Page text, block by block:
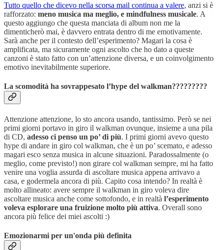
Tutto quello che dicevo nella scorsa mail continua a valere, anzi si è
rafforzato: meno musica ma meglio, e mindfulness musicale. A
questo aggiungo che questa manciata di album non me la
dimenticherò mai, è davvero entrata dentro di me emotivamente.
Sarà anche per il contesto dell’esperimento? Magari la cosa è
amplificata, ma sicuramente ogni ascolto che ho dato a queste
canzoni è stato fatto con un’attenzione diversa, e un coinvolgimento
emotivo inevitabilmente superiore.
La scomodità ha sovrappesato l’hype del walkman?????????
Attenzione attenzione, lo sto ancora usando, tantissimo. Però se nei
primi giorni portavo in giro il walkman ovunque, insieme a una pila
di CD, adesso ci penso un po’ di più. I primi giorni avevo questo
hype di andare in giro col walkman, che è un po’ scemato, e adesso
magari esco senza musica in alcune situazioni. Paradossalmente (o
meglio, come previsto!) non girare col walkman sempre, mi ha fatto
venire una voglia assurda di ascoltare musica appena arrivavo a
casa, e godermela ancora di più. Capito cosa intendo? In realtà è
molto allineato: avere sempre il walkman in giro voleva dire
ascoltare musica anche come sottofondo, e in realtà l’esperimento
voleva esplorare una fruizione molto più attiva. Overall sono
ancora più felice dei miei ascolti :)
Emozionarmi per un'onda più definita